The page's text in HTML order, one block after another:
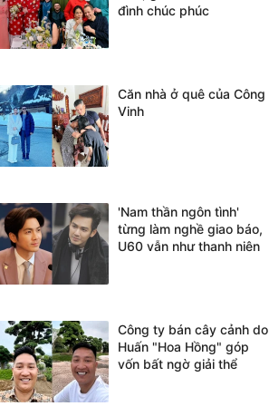
đình chúc phúc
Căn nhà ở quê của Công
Vinh
'Nam thần ngôn tình'
từng làm nghề giao báo,
U60 vẫn như thanh niên
Công ty bán cây cảnh do
Huấn "Hoa Hồng" góp
vốn bất ngờ giải thể